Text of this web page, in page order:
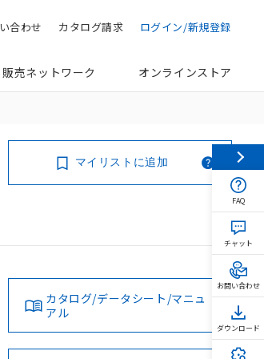
ログイン/新規登録
カタログ請求
合わせ
販売ネットワーク オンラインストア
マイリストに追加
カタログ/データシート/マニュ
アル
FAQ
チャット
お問い合わせ
ダウンロード